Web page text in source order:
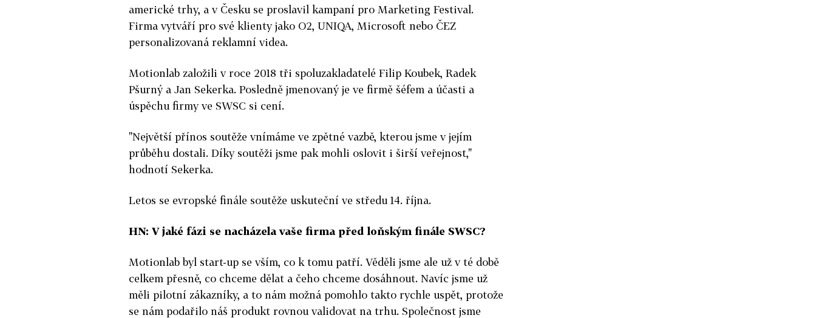
americké trhy, a v Česku se proslavil kampaní pro Marketing Festival.
Firma vytváří pro své klienty jako O2, UNIQA, Microsoft nebo ČEZ
personalizovaná reklamní videa.
Motionlab založili v roce 2018 tři spoluzakladatelé Filip Koubek, Radek
Pšurný a Jan Sekerka. Posledně jmenovaný je ve firmě šéfem a účasti a
úspěchu firmy ve SWSC si cení.
"Největší přínos soutěže vnímáme ve zpětné vazbě, kterou jsme v jejím
průběhu dostali. Díky soutěži jsme pak mohli oslovit i širší veřejnost,"
hodnotí Sekerka.
Letos se evropské finále soutěže uskuteční ve středu 14. října.
HN: V jaké fázi se nacházela vaše firma před loňským finále SWSC?
Motionlab byl start-up se vším, co k tomu patří. Věděli jsme ale už v té době
celkem přesně, co chceme dělat a čeho chceme dosáhnout. Navíc jsme už
měli pilotní zákazníky, a to nám možná pomohlo takto rychle uspět, protože
se nám podařilo náš produkt rovnou validovat na trhu. Společnost jsme